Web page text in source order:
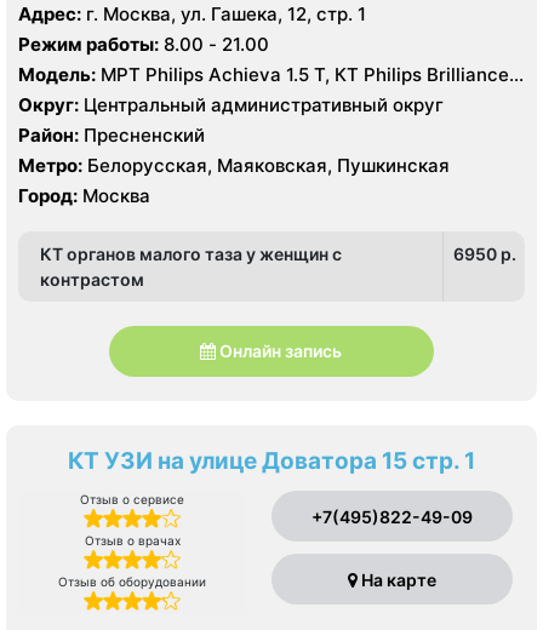
Адрес: г. Москва, ул. Гашека, 12, стр. 1
Режим работы: 8.00 - 21.00
Модель: МРТ Philips Achieva 1.5 T, КТ Philips Brilliance
CT 64 среза, УЗИ Philips iE33 X-matrix
Округ: Центральный административный округ
Район: Пресненский
Метро: Белорусская, Маяковская, Пушкинская
Город: Москва
КТ органов малого таза у женщин с
контрастом
6950 p.
Онлайн запись
КТ УЗИ на улице Доватора 15 стр. 1
Отзыв о сервисе
Отзыв о врачах
Отзыв об оборудовании
+7(495)822-49-09
На карте